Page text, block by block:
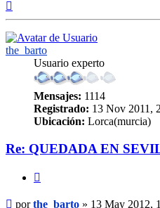
the_barto
Usuario experto
Mensajes: 1114
Registrado: 13 Nov 2011,
Ubicación: Lorca(murcia)
Re: QUEDADA EN
Mensaje
porthe_barto » 13 May 2012,